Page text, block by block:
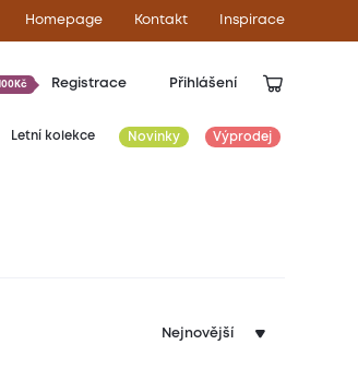
Homepage Kontakt Inspirace
100Kč Registrace Přihlášení
Letní kolekce Novinky Výprodej